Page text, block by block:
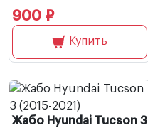
900 ₽
Купить
Жабо Hyundai Tucson 3